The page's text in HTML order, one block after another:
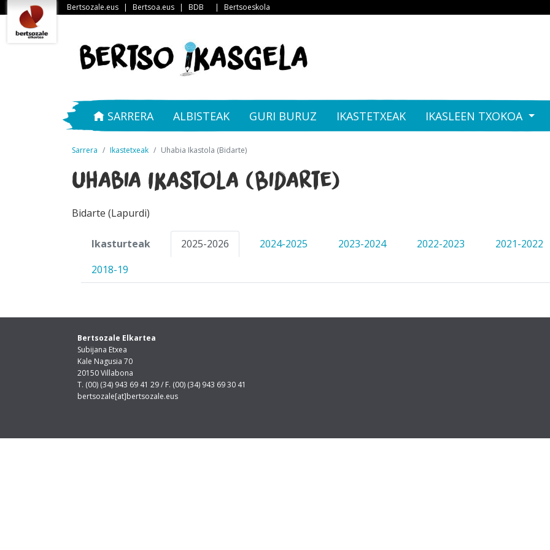
Bertsozale.eus | Bertsoa.eus | BDB | Bertsoeskola
SARRERA ALBISTEAK GURI BURUZ IKASTETXEAK IKASLEEN TXOKOA
Sarrera Ikastetxeak Uhabia Ikastola (Bidarte)
Uhabia Ikastola (Bidarte)
Bidarte (Lapurdi)
Ikasturteak 2025-2026 2024-2025 2023-2024 2022-2023 2021-2022
2018-19
Bertsozale Elkartea
Subijana Etxea
Kale Nagusia 70
20150 Villabona
T. (00) (34) 943 69 41 29 / F. (00) (34) 943 69 30 41
bertsozale[at]bertsozale.eus